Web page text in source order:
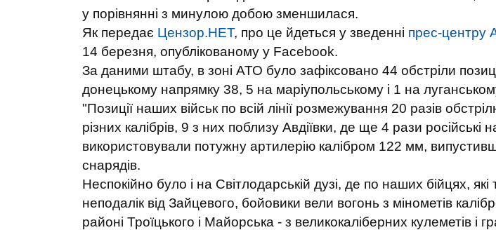
у порівнянні з минулою добою зменшилася.
Як передає Цензор.НЕТ, про це йдеться у зведенні прес-центру
14 березня, опублікованому у Facebook.
За даними штабу, в зоні АТО було зафіксовано 44 обстріли
донецькому напрямку 38, 5 на маріупольському і 1 на
"Позиції наших військ по всій лінії розмежування 20 разів
різних калібрів, 9 з них поблизу Авдіївки, де ще 4 рази російські
використовували потужну артилерію калібром 122 мм,
снарядів.
Неспокійно було і на Світлодарській дузі, де по наших бійцях, які
неподалік від Зайцевого, бойовики вели вогонь з мінометів
районі Троїцького і Майорська - з великокаліберних кулеметів і